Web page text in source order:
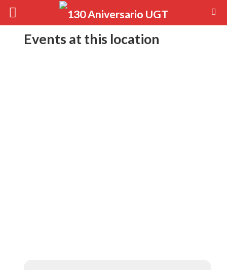
Events at this location